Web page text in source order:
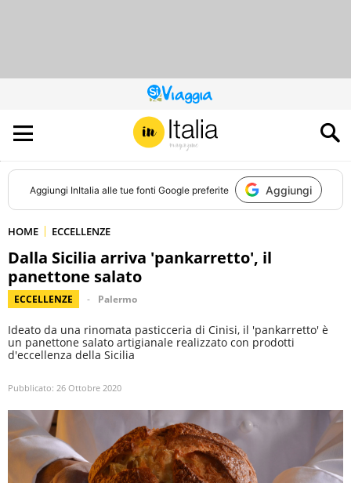
QUESTO
SITO
CONTRIBUISCE
ALL’AUDIENCE
DI
Aggiungi InItalia alle tue fonti Google preferite Aggiungi
HOME ECCELLENZE
Dalla Sicilia arriva 'pankarretto', il
panettone salato
ECCELLENZE Palermo
Ideato da una rinomata pasticceria di Cinisi, il 'pankarretto' è
un panettone salato artigianale realizzato con prodotti
d'eccellenza della Sicilia
Pubblicato: 26 Ottobre 2020